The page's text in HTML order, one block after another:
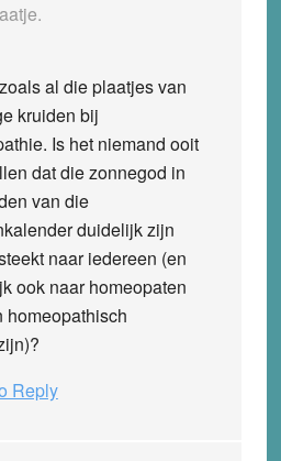
al die plaatjes van
kruiden bij
Is het niemand ooit
dat die zonnegod in
van die
duidelijk zijn
naar iedereen (en
ook naar homeopaten
homeopathisch
Reply